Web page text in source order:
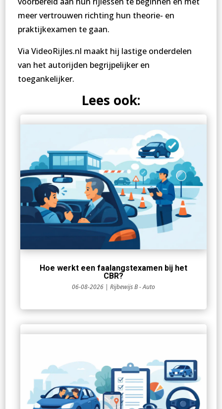
meer vertrouwen richting hun theorie- en
praktijkexamen te gaan.
Via VideoRijles.nl maakt hij lastige onderdelen
van het autorijden begrijpelijker en
toegankelijker.
Lees ook:
Hoe werkt een faalangstexamen bij het
CBR?
06-08-2026 | Rijbewijs B - Auto